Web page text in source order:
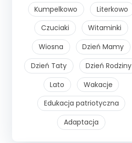
Kumpelkowo
Literkowo
Czuciaki
Witaminki
Wiosna
Dzień Mamy
Dzień Taty
Dzień Rodziny
Lato
Wakacje
Edukacja patriotyczna
Adaptacja